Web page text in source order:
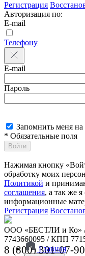
Регистрация
Авторизация по:
E-mail
Телефону
E-mail
Пароль
Запомнить меня
* Обязательные поля
Войти
Нажимая кнопку
обработку моих
Политикой и
соглашения, а так же
информационные
Регистрация
ООО «БЕСТЛИ и Ко»
7743660095 / КПП
8 (800) 301-07-90
Главная